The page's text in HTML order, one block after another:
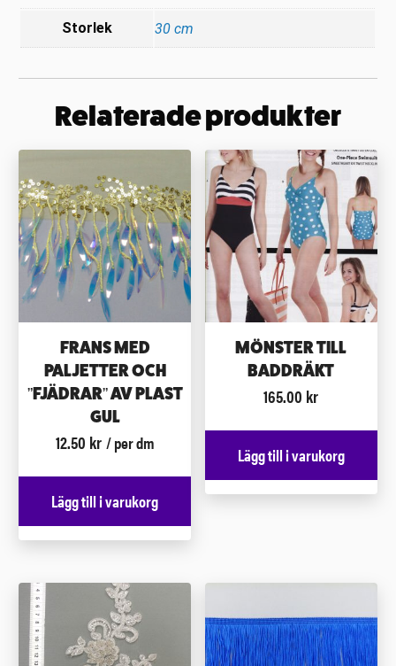
Storlek 30 cm
Relaterade produkter
FRANS MED
PALJETTER OCH
”FJÄDRAR” AV PLAST
GUL
12.50 kr / per dm
Lägg till i varukorg
MÖNSTER TILL
BADDRÄKT
165.00 kr
Lägg till i varukorg